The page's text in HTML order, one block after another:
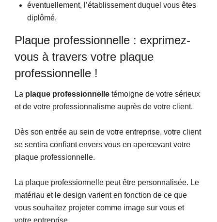
éventuellement, l’établissement duquel vous êtes
diplômé.
Plaque professionnelle : exprimez-
vous à travers votre plaque
professionnelle !
La plaque professionnelle témoigne de votre sérieux
et de votre professionnalisme auprès de votre client.
Dès son entrée au sein de votre entreprise, votre client
se sentira confiant envers vous en apercevant votre
plaque professionnelle.
La plaque professionnelle peut être personnalisée. Le
matériau et le design varient en fonction de ce que
vous souhaitez projeter comme image sur vous et
votre entreprise.